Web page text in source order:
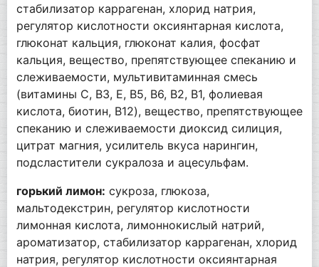
стабилизатор каррагенан, хлорид натрия,
регулятор кислотности оксиянтарная кислота,
глюконат кальция, глюконат калия, фосфат
кальция, вещество, препятствующее спеканию и
слеживаемости, мультивитаминная смесь
(витамины C, B3, E, B5, B6, B2, B1, фолиевая
кислота, биотин, B12), вещество, препятствующее
спеканию и слеживаемости диоксид силиция,
цитрат магния, усилитель вкуса нарингин,
подсластители сукралоза и ацесульфам.
горький лимон: сукроза, глюкоза,
мальтодекстрин, регулятор кислотности
лимонная кислота, лимоннокислый натрий,
ароматизатор, стабилизатор каррагенан, хлорид
натрия, регулятор кислотности оксиянтарная